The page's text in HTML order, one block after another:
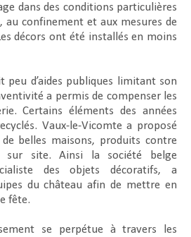
dans des conditions particulières
au confinement et aux mesures de
décors ont été installés en moins
peu d’aides publiques limitant son
a permis de compenser les
Certains éléments des années
Vaux-le-Vicomte a proposé
belles maisons, produits contre
sur site. Ainsi la société belge
des objets décoratifs, a
du château afin de mettre en
fête.
se perpétue à travers les